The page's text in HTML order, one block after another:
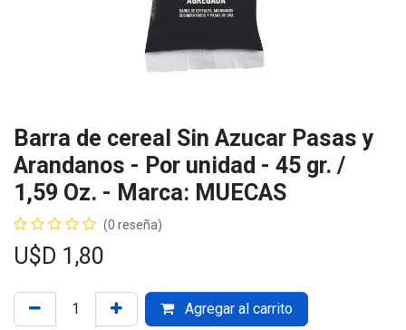
Barra de cereal Sin Azucar Pasas y
Arandanos - Por unidad - 45 gr. /
1,59 Oz. - Marca: MUECAS
(0 reseña)
U$D 1,80
Agregar al carrito